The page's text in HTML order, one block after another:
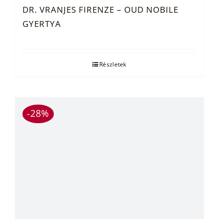
DR. VRANJES FIRENZE – OUD NOBILE
GYERTYA
Részletek
-28%